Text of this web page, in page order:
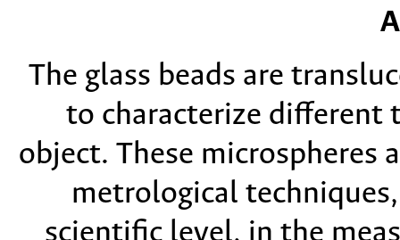
The glass beads are
to characterize different
object. These microspheres
metrological
scientific level, in the